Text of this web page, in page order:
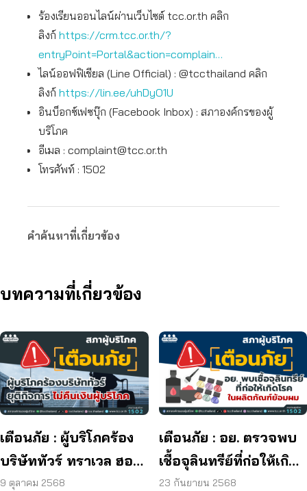
ร้องเรียนออนไลน์ผ่านเว็บไซต์ tcc.or.th คลิก
ลิงก์ https://crm.tcc.or.th/?
entryPoint=Portal&action=complain…
ไลน์ออฟฟิเชียล (Line Official) : @tccthailand คลิก
ลิงก์ https://lin.ee/uhDyO1U
อินบ็อกซ์เฟซบุ๊ก (Facebook Inbox) : สภาองค์กรของผู้
บริโภค
อีเมล : complaint@tcc.or.th
โทรศัพท์ : 1502
คำค้นหาที่เกี่ยวข้อง
บทความที่เกี่ยวข้อง
เตือนภัย : ผู้บริโภคร้อง
บริษัททัวร์ ทราเวล ฮอลิ
เดย์ ยุติกิจการ ไม่คืนเงิน
9 ตุลาคม 2568
เตือนภัย : อย. ตรวจพบ
เชื้อจุลินทรีย์ที่ก่อให้เกิด
โรค และพบแบคทีเรีย
23 กันยายน 2568